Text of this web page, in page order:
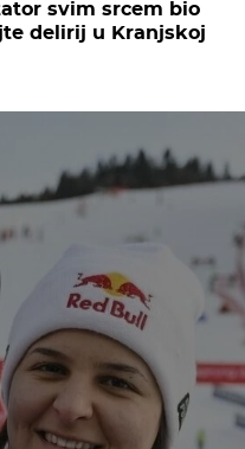
svim srcem bio
delirij u Kranjskoj